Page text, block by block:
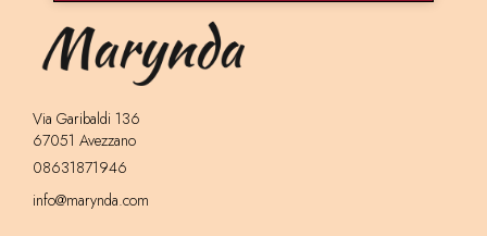
Via Garibaldi 136
67051 Avezzano
08631871946
info@marynda.com